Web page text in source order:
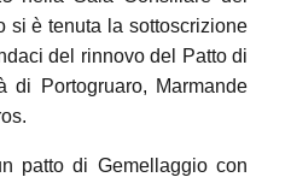
si è tenuta la sottoscrizione
del rinnovo del Patto di
di Portogruaro, Marmande
patto di Gemellaggio con